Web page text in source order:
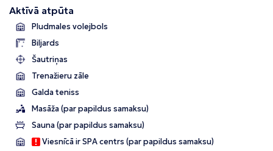
Aktīvā atpūta
Pludmales volejbols
Biljards
Šautriņas
Trenažieru zāle
Galda teniss
Masāža (par papildus samaksu)
Sauna (par papildus samaksu)
Viesnīcā ir SPA centrs (par papildus samaksu)